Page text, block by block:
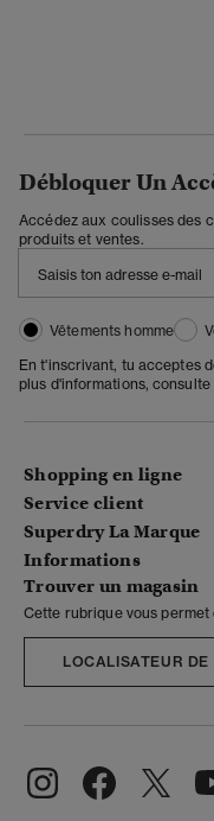
Débloquer Un
Accédez aux coulisses des
produits et ventes.
Vêtements homme
En t'inscrivant, tu acceptes
plus d'informations, consulte
Shopping en ligne
Service client
Superdry La Marque
Informations
Trouver un magasin
Cette rubrique vous
LOCALISATEUR DE